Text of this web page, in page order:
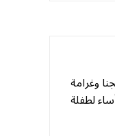
سجنا وغرامة
لطفلة